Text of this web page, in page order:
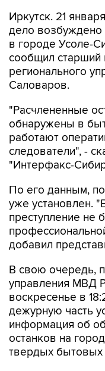
Иркутск. 21
дело возбуждено
в городе Усоле-
сообщил старший
регионального
Саловаров.
"Расчлененные
обнаружены в
работают
следователи", -
"Интерфакс-
По его данным,
уже установлен.
преступление не
добавил
В свою очередь,
управления МВД
воскресенье в
дежурную часть
информация об
останков на
твердых бытовых